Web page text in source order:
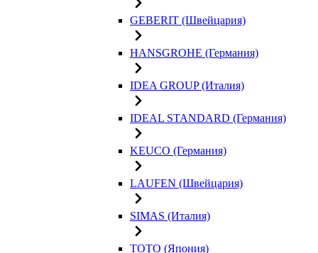
GEBERIT (Швейцария)
HANSGROHE (Германия)
IDEA GROUP (Италия)
IDEAL STANDARD (Германия)
KEUCO (Германия)
LAUFEN (Швейцария)
SIMAS (Италия)
TOTO (Япония)